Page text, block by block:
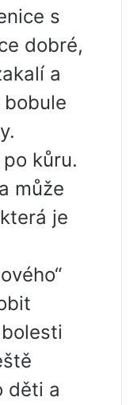
s
dobré,
a
kůru.
může
je
děti a